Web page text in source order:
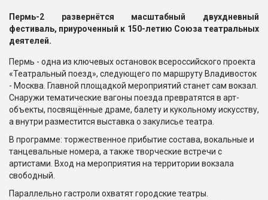
Пермь-2 развернётся масштабный двухдневный
фестиваль, приуроченный к 150-летию Союза театральных
деятелей.
Пермь - одна из ключевых остановок всероссийского проекта
«Театральный поезд», следующего по маршруту Владивосток
- Москва. Главной площадкой мероприятий станет сам вокзал.
Снаружи тематические вагоны поезда превратятся в арт-
объекты, посвящённые драме, балету и кукольному искусству,
а внутри разместится выставка о закулисье театра.
В программе: торжественное прибытие состава, вокальные и
танцевальные номера, а также творческие встречи с
артистами. Вход на мероприятия на территории вокзала
свободный.
Параллельно гастроли охватят городские театры.